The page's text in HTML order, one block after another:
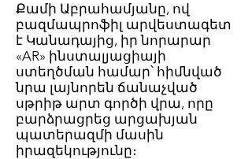
Քամի Աբրահամյանը, ով
բազմապրոֆիլ արվեստագետ
է Կանադայից, իր նորարար
«AR» ինստալյացիայի
ստեղծման համար՝ հիմնված
նրա լայնորեն ճանաչված
սթրիթ արտ գործի վրա, որը
բարձրացրեց արցախյան
պատերազմի մասին
իրազեկությունը։